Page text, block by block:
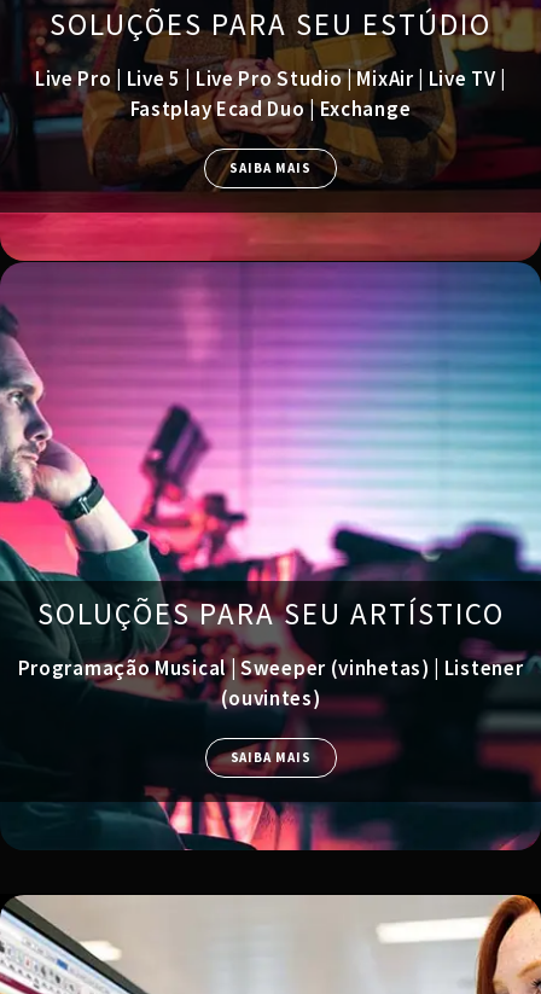
SOLUÇÕES PARA SEU ESTÚDIO
Live Pro | Live 5 | Live Pro Studio | MixAir | Live TV |
Fastplay Ecad Duo | Exchange
SAIBA MAIS
SOLUÇÕES PARA SEU ARTÍSTICO
Programação Musical | Sweeper (vinhetas) | Listener
(ouvintes)
SAIBA MAIS